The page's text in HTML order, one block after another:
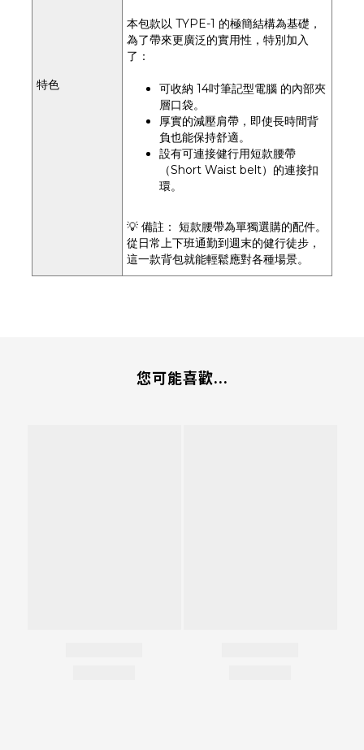
特色
本包款以 TYPE-1 的極簡結構為基礎，
為了帶來更廣泛的實用性，特別加入
了：
可收納 14吋筆記型電腦 的內部夾
層口袋。
厚實的減壓肩帶，即使長時間背
負也能保持舒適。
設有可連接健行用短款腰帶
（Short Waist belt）的連接扣
環。
💡 備註： 短款腰帶為單獨選購的配件。
從日常上下班通勤到週末的健行徒步，
這一款背包就能輕鬆應對各種場景。
您可能喜歡...